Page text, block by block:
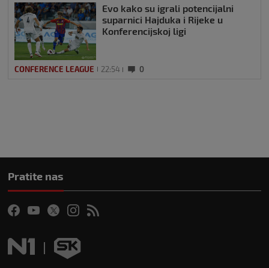
Evo kako su igrali potencijalni
suparnici Hajduka i Rijeke u
Konferencijskoj ligi
CONFERENCE LEAGUE 22:54 0
Pratite nas